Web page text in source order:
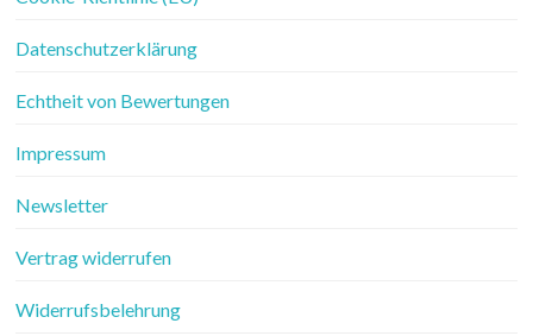
Datenschutzerklärung
Echtheit von Bewertungen
Impressum
Newsletter
Vertrag widerrufen
Widerrufsbelehrung